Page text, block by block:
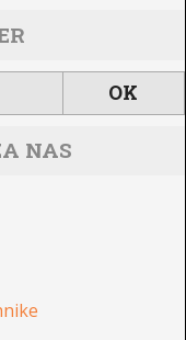
NAS